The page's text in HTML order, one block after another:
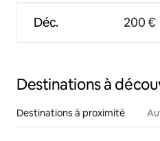
Déc. 200 €
Destinations à
Destinations à proximité